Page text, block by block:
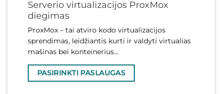
Serverio virtualizacijos ProxMox
diegimas
ProxMox – tai atviro kodo virtualizacijos
sprendimas, leidžiantis kurti ir valdyti virtualias
mašinas bei konteinerius...
PASIRINKTI PASLAUGAS